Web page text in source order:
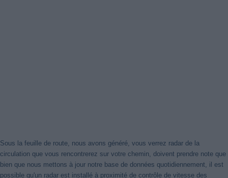
Sous la feuille de route, nous avons généré, vous verrez radar de la
circulation que vous rencontrerez sur votre chemin, doivent prendre note que
bien que nous mettons à jour notre base de données quotidiennement, il est
possible qu'un radar est installé à proximité de contrôle de vitesse des